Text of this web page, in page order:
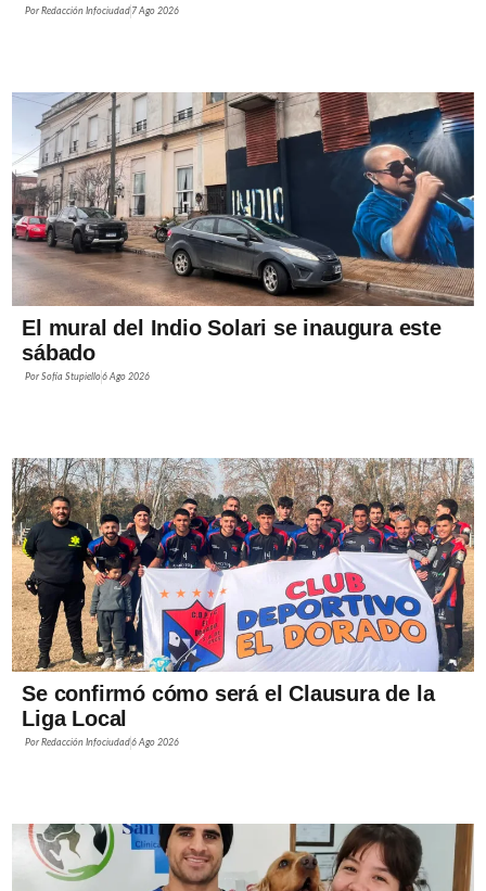
PorRedacción Infociudad 7 Ago 2026
El mural del Indio Solari se inaugura este
sábado
PorSofía Stupiello6 Ago 2026
Se confirmó cómo será el Clausura de la
Liga Local
PorRedacción Infociudad6 Ago 2026